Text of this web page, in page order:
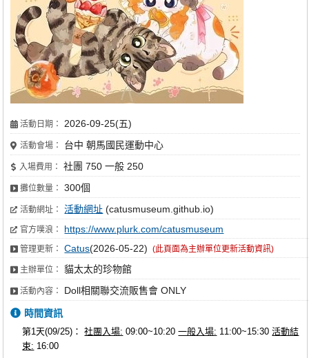
活動日期： 2026-09-25(五)
活動會場： 台中 朝馬國民運動中心
入場費用： 社團 750 一般 250
攤位數量： 300個
活動網址： 活動網址 (catusmuseum.github.io)
官方噗浪： https://www.plurk.com/catusmuseum
管理更新： Catus(2026-05-22) (此頁面為主辦單位更新活動資訊)
主辦單位： 貓太太的珍物館
活動內容： Doll相關聯交流販售會 ONLY
時間資訊
第1天(09/25)：社團入場: 09:00~10:20一般入場: 11:00~15:30活動結
束: 16:00